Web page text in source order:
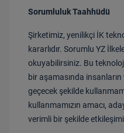
Sorumluluk Taahhüdü
Şirketimiz, yenilikçi İK
kararlıdır. Sorumlu YZ
okuyabilirsiniz. Bu
bir aşamasında
geçecek şekilde
kullanmamızın amacı,
verimli bir şekilde